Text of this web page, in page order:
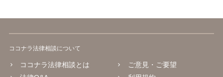
ココナラ法律相談について
ココナラ法律相談とは
ご意見・ご要望